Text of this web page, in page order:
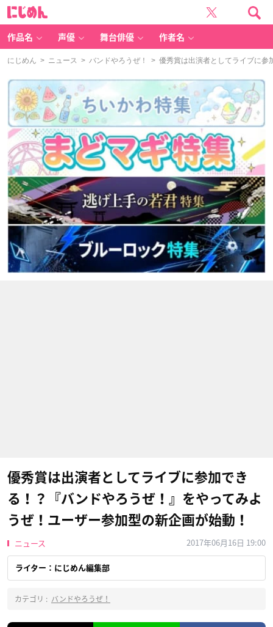
作品名 声優 舞台俳優 作者名
にじめん > ニュース > バンドやろうぜ！ > 優秀賞は出演者としてライブに参
優秀賞は出演者としてライブに参加でき
る！？『バンドやろうぜ！』をやってみよ
うぜ！ユーザー参加型の新企画が始動！
ニュース 2017年06月16日 19:00
ライター：にじめん編集部
カテゴリ : バンドやろうぜ！